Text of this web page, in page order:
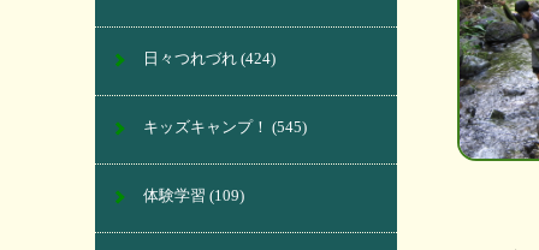
日々つれづれ (424)
キッズキャンプ！ (545)
体験学習 (109)